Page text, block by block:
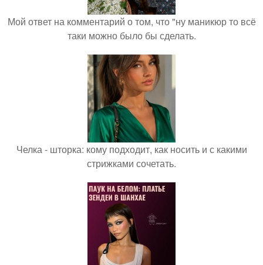
Мой ответ на комментарий о том, что "ну маникюр то всё
таки можно было бы сделать.
Челка - шторка: кому подходит, как носить и с какими
стрижками сочетать.